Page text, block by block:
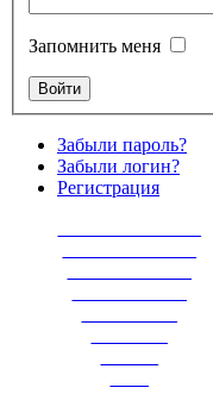
Запомнить меня
Забыли пароль?
Забыли логин?
Регистрация